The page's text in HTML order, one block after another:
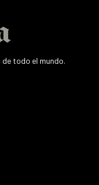
todo el mundo.